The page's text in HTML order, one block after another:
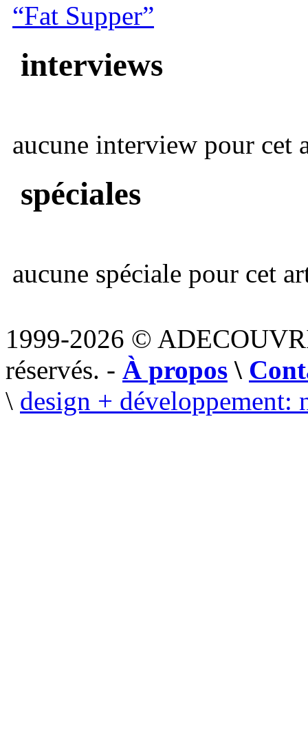
“Fat Supper”
interviews
aucune interview pour cet
spéciales
aucune spéciale pour cet
1999-2026 ©
réservés. - À propos \
\ design + développement: